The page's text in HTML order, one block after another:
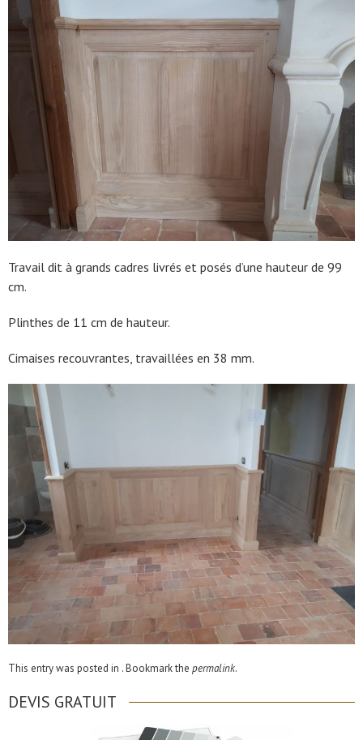
Travail dit à grands cadres livrés et posés d’une hauteur de 99
cm.
Plinthes de 11 cm de hauteur.
Cimaises recouvrantes, travaillées en 38 mm.
This entry was posted in . Bookmark the permalink.
DEVIS GRATUIT